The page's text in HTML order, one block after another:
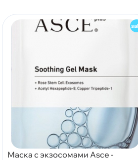
Маска с экзосомами Asce -